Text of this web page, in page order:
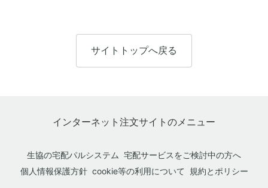
サイトトップへ戻る
インターネット注文サイトのメニュー
生協の宅配パルシステム 宅配サービスをご検討中の方へ
個人情報保護方針 cookie等の利用について 規約とポリシー